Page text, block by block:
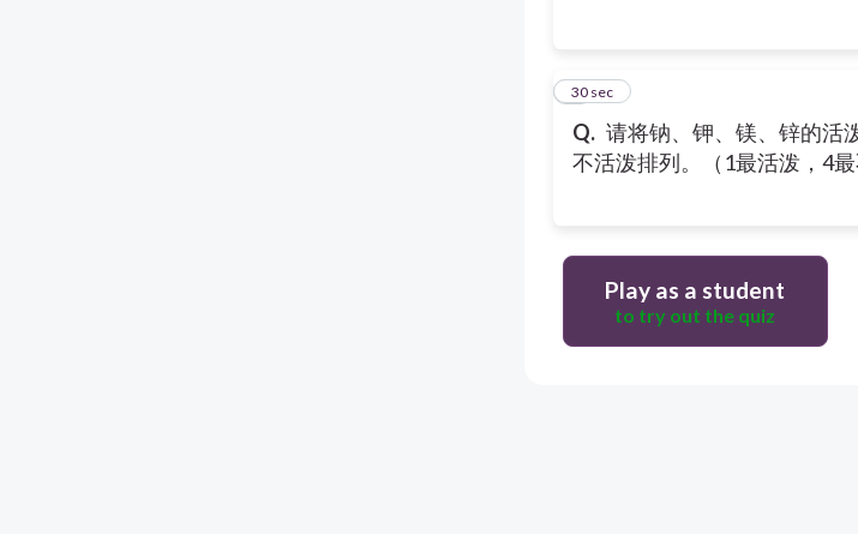
Q. 请将钠、钾、镁、锌的活
不活泼排列。（1最活泼，4最
3
30 sec
Play as a student
to try out the quiz